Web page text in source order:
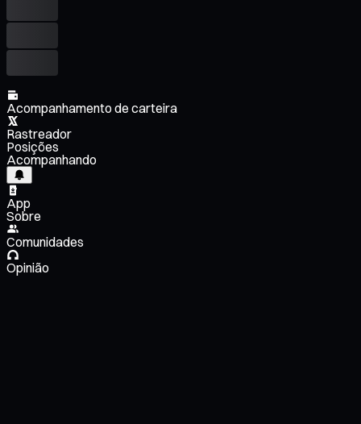
Acompanhamento de carteira
Rastreador
Posições
Acompanhando
App
Sobre
Comunidades
Opinião